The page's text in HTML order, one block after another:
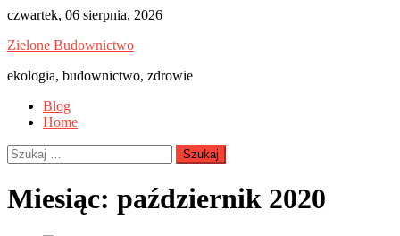
Skip
content
czwartek, 06 sierpnia, 2026
Zielone Budownictwo
ekologia, budownictwo, zdrowie
Blog
Home
Szukaj:
Miesiąc: październik 2020